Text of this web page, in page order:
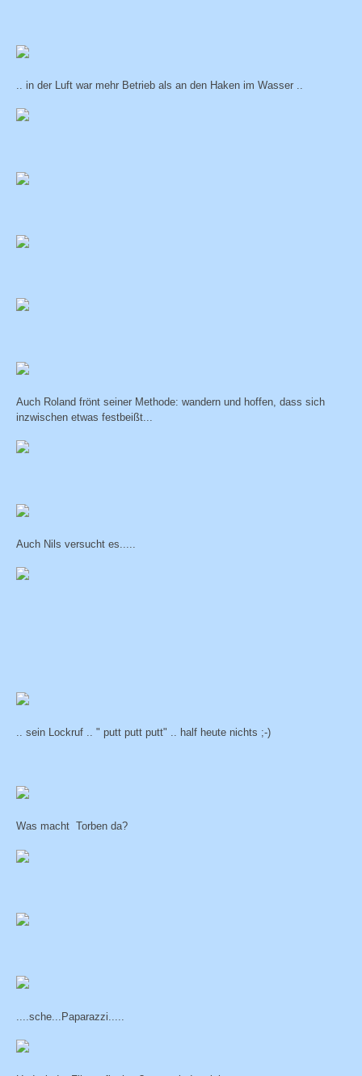
.. in der Luft war mehr Betrieb als an den Haken im Wasser ..
Auch Roland frönt seiner Methode: wandern und hoffen, dass sich
inzwischen etwas festbeißt...
Auch Nils versucht es.....
.. sein Lockruf .. " putt putt putt" .. half heute nichts ;-)
Was macht Torben da?
....sche...Paparazzi.....